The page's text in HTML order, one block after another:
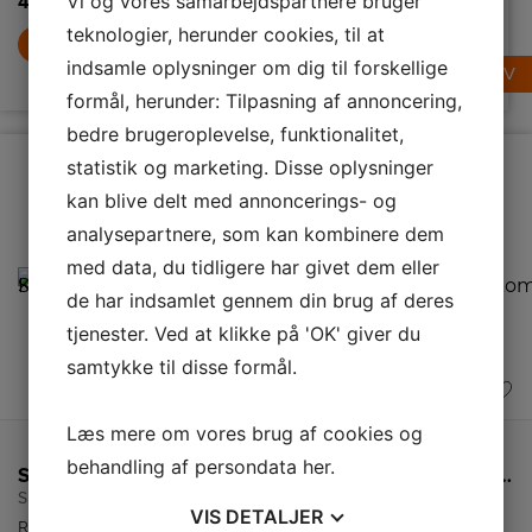
LÆG I KURV
LÆG I KURV
1.695,-
LÆG I KURV
Smeg Køkkenmaskine
SMF03WHEU
Retro
Smeg Elkedel
Retro elkedel fra
Produktdatablad
Smeg Induktionskomfur
teknologier, herunder cookies, til at
indsamle oplysninger om dig til forskellige
formål, herunder: Tilpasning af annoncering,
bedre brugeroplevelse, funktionalitet,
statistik og marketing. Disse oplysninger
kan blive delt med annoncerings- og
analysepartnere, som kan kombinere dem
med data, du tidligere har givet dem eller
de har indsamlet gennem din brug af deres
tjenester. Ved at klikke på 'OK' giver du
samtykke til disse formål.
Læs mere om vores brug af cookies og
behandling af persondata her.
VIS DETALJER